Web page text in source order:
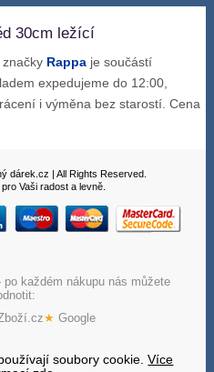
30cm ležící
Rappa je součástí
expedujeme do 12:00,
i výměna bez starostí. Cena
dárek.cz | All Rights Reserved.
Vaši radost a levně.
každém nákupu nás můžete
★ Google
soubory cookie.Více